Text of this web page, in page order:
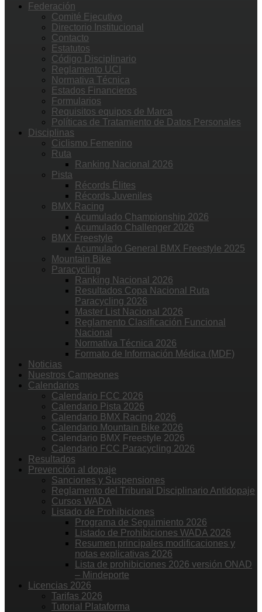
Federación
Comité Ejecutivo
Directorio Institucional
Contacto
Estatutos
Código Disciplinario
Reglamento UCI
Normativa Técnica
Estados Financieros
Formularios
Requisitos equipos de Marca
Políticas de Tratamiento de Datos Personales
Disciplinas
Ciclismo Femenino
Ruta
Ranking Nacional 2026
Pista
Récords Élites
Récords Juveniles
BMX Racing
Acumulado Championship 2026
Acumulado Challenger 2026
BMX Freestyle
Acumulado General BMX Freestyle 2025
Mountain Bike
Paracycling
Ranking Nacional 2026
Resultados Copa Nacional Ruta
Paracycling 2026
Master List Nacional 2026
Reglamento Clasificación Funcional
Nacional
Normativa Técnica 2026
Formato de Información Médica (MDF)
Noticias
Nuestros Campeones
Calendarios
Calendario FCC 2026
Calendario Pista 2026
Calendario BMX Racing 2026
Calendario Mountain Bike 2026
Calendario BMX Freestyle 2026
Calendario FCC Paracycling 2026
Resultados
Prevención al dopaje
Sanciones y Suspensiones
Reglamento del Tribunal Disciplinario Antidopaje
Cursos WADA
Listado de Prohibiciones
Programa de Seguimiento 2026
Listado de Prohibiciones WADA 2026
Resumen principales modificaciones y
notas explicativas 2026
Lista de prohibiciones 2026 versión ONAD
– Mindeporte
Licencias 2026
Tarifas 2026
Tutorial Plataforma